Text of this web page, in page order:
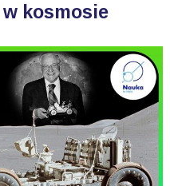
kosmosie